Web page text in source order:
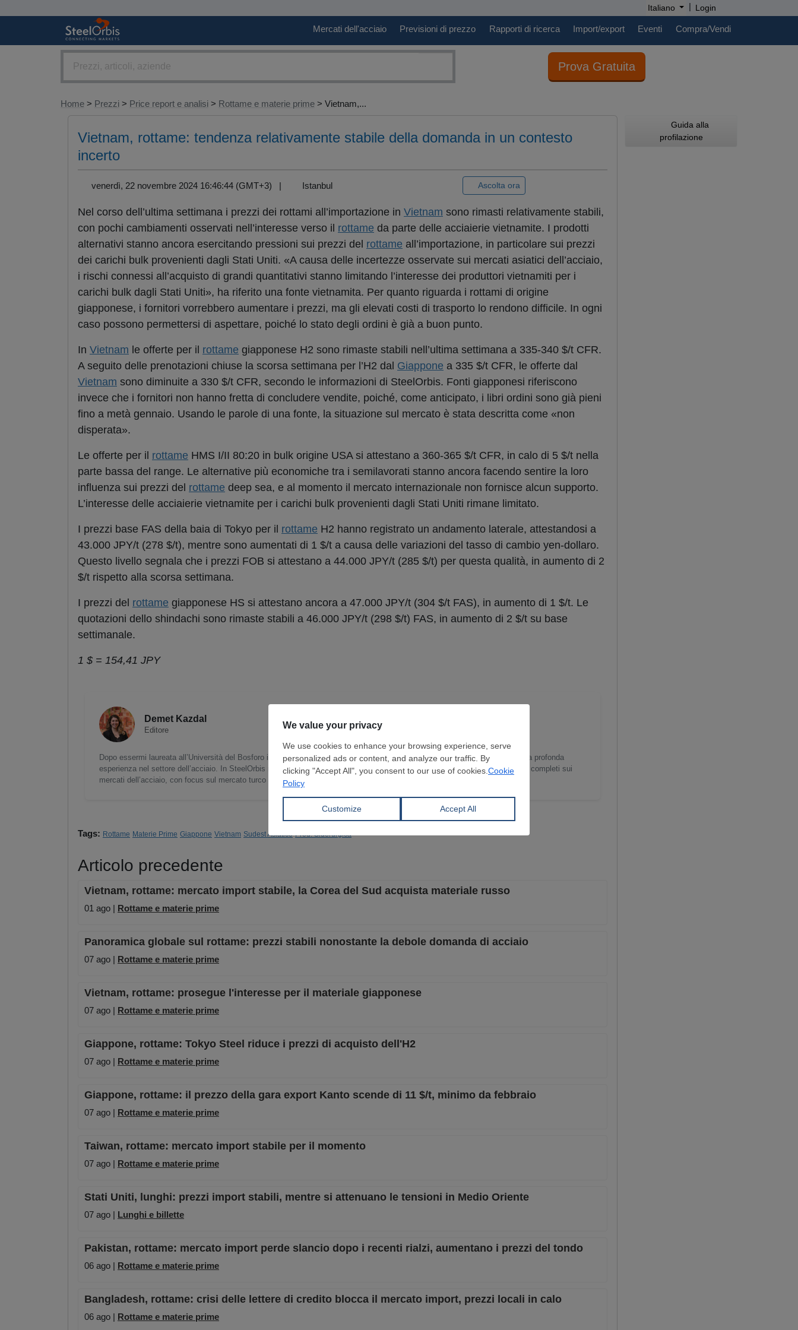
Italiano | Login
Mercati dell'acciaio Previsioni di prezzo Rapporti di ricerca Import/export Eventi Compra/Vendi
Prova Gratuita
Home > Prezzi > Price report e analisi > Rottame e materie prime > Vietnam,...
Vietnam, rottame: tendenza relativamente stabile della domanda in un contesto
incerto
venerdì, 22 novembre 2024 16:46:44 (GMT+3) | Istanbul Ascolta ora
Nel corso dell’ultima settimana i prezzi dei rottami all’importazione in Vietnam sono rimasti relativamente stabili,
con pochi cambiamenti osservati nell’interesse verso il rottame da parte delle acciaierie vietnamite. I prodotti
alternativi stanno ancora esercitando pressioni sui prezzi del rottame all’importazione, in particolare sui prezzi
dei carichi bulk provenienti dagli Stati Uniti. «A causa delle incertezze osservate sui mercati asiatici dell’acciaio,
i rischi connessi all’acquisto di grandi quantitativi stanno limitando l’interesse dei produttori vietnamiti per i
carichi bulk dagli Stati Uniti», ha riferito una fonte vietnamita. Per quanto riguarda i rottami di origine
giapponese, i fornitori vorrebbero aumentare i prezzi, ma gli elevati costi di trasporto lo rendono difficile. In ogni
caso possono permettersi di aspettare, poiché lo stato degli ordini è già a buon punto.
In Vietnam le offerte per il rottame giapponese H2 sono rimaste stabili nell’ultima settimana a 335-340 $/t CFR.
A seguito delle prenotazioni chiuse la scorsa settimana per l’H2 dal Giappone a 335 $/t CFR, le offerte dal
Vietnam sono diminuite a 330 $/t CFR, secondo le informazioni di SteelOrbis. Fonti giapponesi riferiscono
invece che i fornitori non hanno fretta di concludere vendite, poiché, come anticipato, i libri ordini sono già pieni
fino a metà gennaio. Usando le parole di una fonte, la situazione sul mercato è stata descritta come «non
disperata».
Le offerte per il rottame HMS I/II 80:20 in bulk origine USA si attestano a 360-365 $/t CFR, in calo di 5 $/t nella
parte bassa del range. Le alternative più economiche tra i semilavorati stanno ancora facendo sentire la loro
influenza sui prezzi del rottame deep sea, e al momento il mercato internazionale non fornisce alcun supporto.
L’interesse delle acciaierie vietnamite per i carichi bulk provenienti dagli Stati Uniti rimane limitato.
I prezzi base FAS della baia di Tokyo per il rottame H2 hanno registrato un andamento laterale, attestandosi a
43.000 JPY/t (278 $/t), mentre sono aumentati di 1 $/t a causa delle variazioni del tasso di cambio yen-dollaro.
Questo livello segnala che i prezzi FOB si attestano a 44.000 JPY/t (285 $/t) per questa qualità, in aumento di 2
$/t rispetto alla scorsa settimana.
I prezzi del rottame giapponese HS si attestano ancora a 47.000 JPY/t (304 $/t FAS), in aumento di 1 $/t. Le
quotazioni dello shindachi sono rimaste stabili a 46.000 JPY/t (298 $/t) FAS, in aumento di 2 $/t su base
settimanale.
1 $ = 154,41 JPY
Demet Kazdal
Editore
Dopo essermi laureata all’Università del Bosforo in Lingua e Letteratura Inglese ho trascorso gli ultimi 15 anni sviluppando una profonda
esperienza nel settore dell’acciaio. In SteelOrbis ricopro il ruolo di Head of Content Department. Scrivo e curo notizie e report completi sui
mercati dell’acciaio, con focus sul mercato turco e sulle dinamiche del mercato globale.
Tags: Rottame Materie Prime Giappone Vietnam Sudest Asiatico Prod. Siderurgica
Articolo precedente
Vietnam, rottame: mercato import stabile, la Corea del Sud acquista materiale russo
01 ago | Rottame e materie prime
Panoramica globale sul rottame: prezzi stabili nonostante la debole domanda di acciaio
07 ago | Rottame e materie prime
Vietnam, rottame: prosegue l'interesse per il materiale giapponese
07 ago | Rottame e materie prime
Giappone, rottame: Tokyo Steel riduce i prezzi di acquisto dell'H2
07 ago | Rottame e materie prime
Giappone, rottame: il prezzo della gara export Kanto scende di 11 $/t, minimo da febbraio
07 ago | Rottame e materie prime
Taiwan, rottame: mercato import stabile per il momento
07 ago | Rottame e materie prime
Stati Uniti, lunghi: prezzi import stabili, mentre si attenuano le tensioni in Medio Oriente
07 ago | Lunghi e billette
Pakistan, rottame: mercato import perde slancio dopo i recenti rialzi, aumentano i prezzi del tondo
06 ago | Rottame e materie prime
Bangladesh, rottame: crisi delle lettere di credito blocca il mercato import, prezzi locali in calo
06 ago | Rottame e materie prime
Guida alla
profilazione